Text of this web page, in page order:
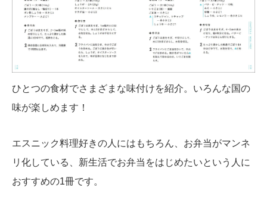
ひとつの食材でさまざまな味付けを紹介。いろんな国の
味が楽しめます！
エスニック料理好きの人にはもちろん、お弁当がマンネ
リ化している、新生活でお弁当をはじめたいという人に
おすすめの1冊です。